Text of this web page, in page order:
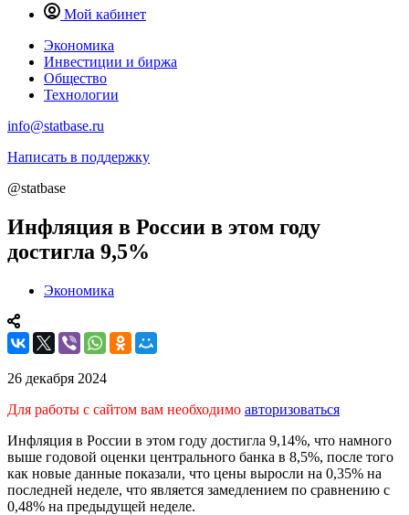
Мой кабинет
Экономика
Инвестиции и биржа
Общество
Технологии
info@statbase.ru
Написать в поддержку
@statbase
Инфляция в России в этом году
достигла 9,5%
Экономика
26 декабря 2024
Для работы с сайтом вам необходимо авторизоваться
Инфляция в России в этом году достигла 9,14%, что намного
выше годовой оценки центрального банка в 8,5%, после того
как новые данные показали, что цены выросли на 0,35% на
последней неделе, что является замедлением по сравнению с
0,48% на предыдущей неделе.